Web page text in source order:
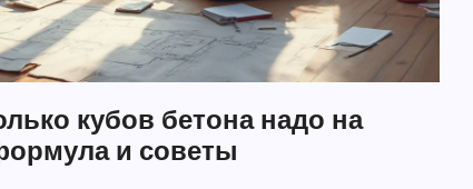
кубов бетона надо на
и советы